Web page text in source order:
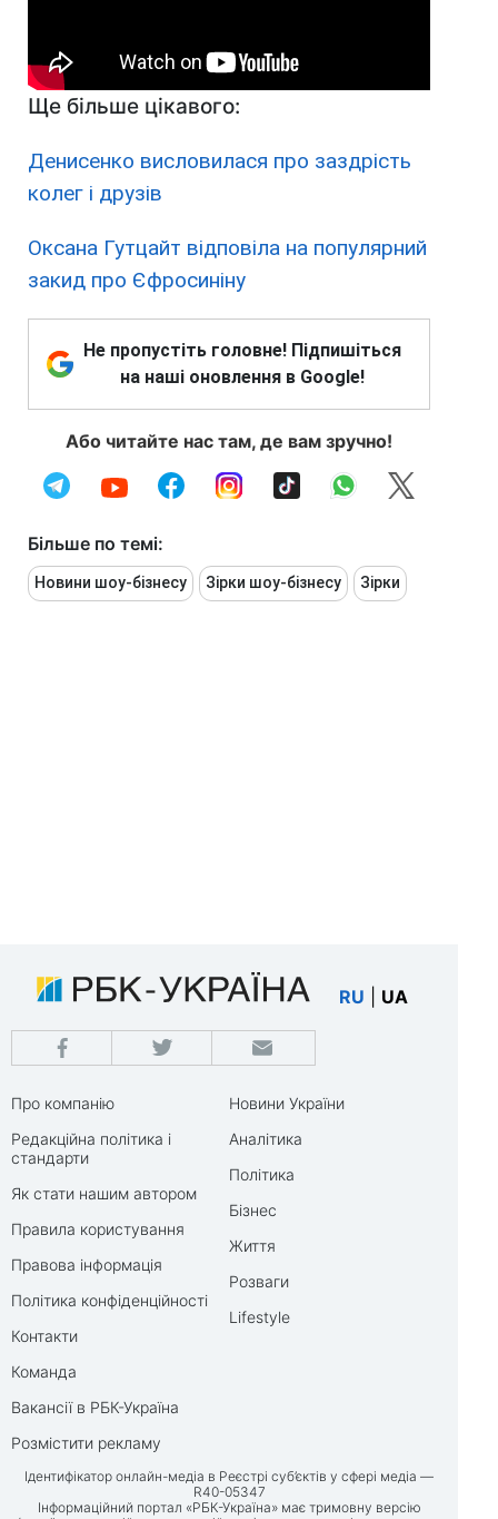
Ще більше цікавого:
Денисенко висловилася про заздрість
колег і друзів
Оксана Гутцайт відповіла на популярний
закид про Єфросиніну
Не пропустіть головне! Підпишіться
на наші оновлення в Google!
Або читайте нас там, де вам зручно!
Більше по темі:
Новини шоу-бізнесу Зірки шоу-бізнесу Зірки
RU UA
Про компанію
Редакційна політика і
стандарти
Як стати нашим автором
Правила користування
Правова інформація
Політика конфіденційності
Контакти
Команда
Вакансії в РБК-Україна
Розмістити рекламу
Новини України
Аналітика
Політика
Бізнес
Життя
Розваги
Lifestyle
Ідентифікатор онлайн-медіа в Реєстрі суб’єктів у сфері медіа —
R40-05347
Інформаційний портал «РБК-Україна» має тримовну версію